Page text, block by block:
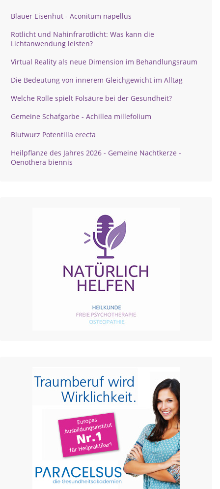
Blauer Eisenhut - Aconitum napellus
Rotlicht und Nahinfrarotlicht: Was kann die
Lichtanwendung leisten?
Virtual Reality als neue Dimension im Behandlungsraum
Die Bedeutung von innerem Gleichgewicht im Alltag
Welche Rolle spielt Folsäure bei der Gesundheit?
Gemeine Schafgarbe - Achillea millefolium
Blutwurz Potentilla erecta
Heilpflanze des Jahres 2026 - Gemeine Nachtkerze -
Oenothera biennis